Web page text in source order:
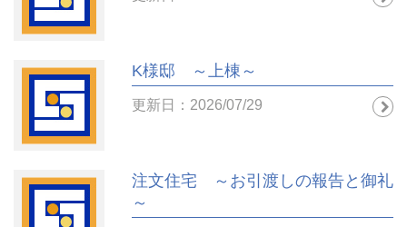
K様邸 ～上棟～
更新日：2026/07/29
注文住宅 ～お引渡しの報告と御礼
～